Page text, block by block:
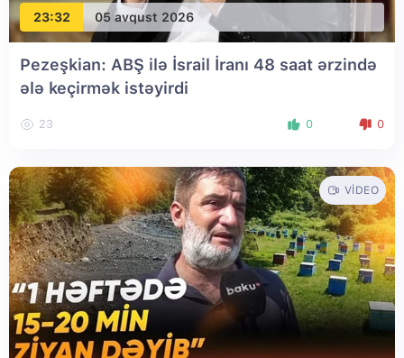
23:32 05 avqust 2026
Pezeşkian: ABŞ ilə İsrail İranı 48 saat ərzində
ələ keçirmək istəyirdi
23 0 0
VIDEO